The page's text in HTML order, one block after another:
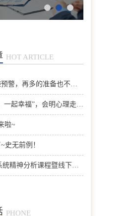
HOT ARTICLE
中高考来袭预警，再多的准备也不嫌多，这一份考生福利等你来拿
“益企创享，一起幸福”，会明心理走进社区公益，与居民一起让社区更美好
啦~
史无前例！
成长小组|系统精神分析课程暨线下团体成长小组招募
PHONE
擅长：儿童青少年、亲子沟
通与亲职教育、恋爱婚姻与
孙月芬
躯体化、亲子、个人等
在线预约>>
张洪
擅长：亲子、青少年、神经
在线预约>>
擅长：职场、人际、两性关